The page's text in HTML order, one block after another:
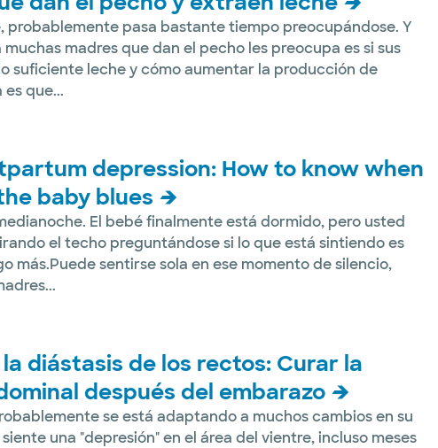
probablemente pasa bastante tiempo preocupándose. Y
muchas madres que dan el pecho les preocupa es si sus
suficiente leche y cómo aumentar la producción de
que...
depression: How to know when
baby blues
El bebé finalmente está dormido, pero usted
el techo preguntándose si lo que está sintiendo es
más.Puede sentirse sola en ese momento de silencio,
diástasis de los rectos: Curar la
después del embarazo
se está adaptando a muchos cambios en su
una "depresión" en el área del vientre, incluso meses